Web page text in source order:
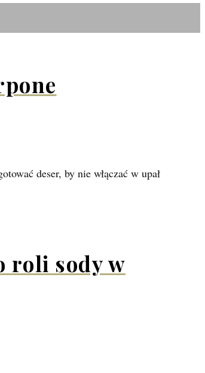
deser, by nie włączać w upał
roli sody w